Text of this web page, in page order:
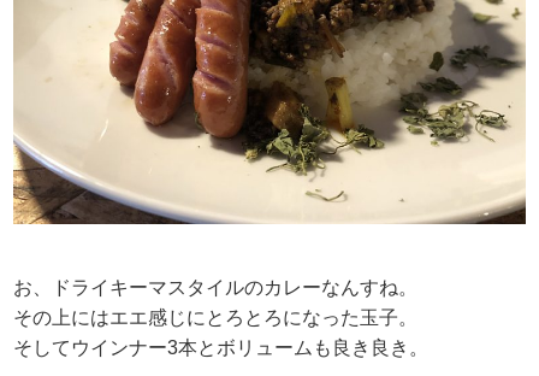
お、ドライキーマスタイルのカレーなんすね。
その上にはエエ感じにとろとろになった玉子。
そしてウインナー3本とボリュームも良き良き。